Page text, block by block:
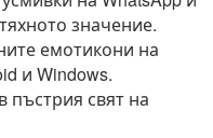
значение.
емотикони на
и Windows.
пъстрия свят на